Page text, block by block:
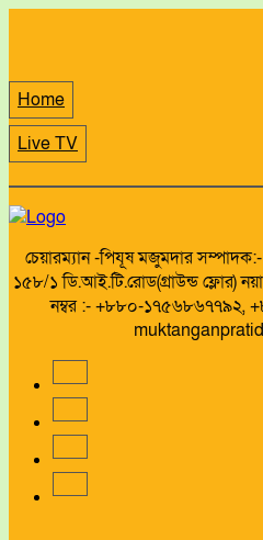
Home
Live TV
চেয়ারম্যান -পিযূষ মজুমদার
১৫৮/১ ডি.আই.টি.রোড(গ্রাউন্ড ফ্লোর)
নম্বর :- +৮৮০-১৭৫৬৮৬৭৭৯২,